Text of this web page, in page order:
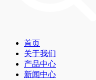
首页
关于我们
产品中心
新闻中心